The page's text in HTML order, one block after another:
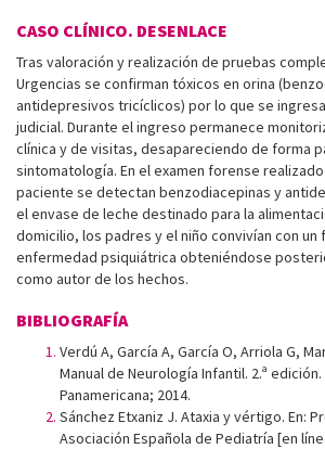
CASO CLÍNICO. DESENLACE
Tras valoración y realización de pruebas
Urgencias se confirman tóxicos en orina
antidepresivos tricíclicos) por lo que se
judicial. Durante el ingreso permanece
clínica y de visitas, desapareciendo de forma
sintomatología. En el examen forense
paciente se detectan benzodiacepinas y
el envase de leche destinado para la
domicilio, los padres y el niño convivían con un
enfermedad psiquiátrica obteniéndose
como autor de los hechos.
BIBLIOGRAFÍA
Verdú A, García A, García O, Arriola G,
Manual de Neurología Infantil. 2.ª
Panamericana; 2014.
Sánchez Etxaniz J. Ataxia y vértigo. En:
Asociación Española de Pediatría [en